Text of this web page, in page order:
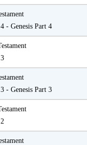
- Genesis Part 4
- Genesis Part 3